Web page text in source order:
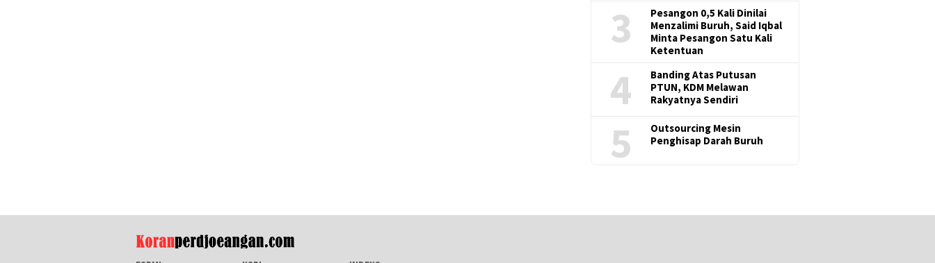
3
Pesangon 0,5 Kali Dinilai
Menzalimi Buruh, Said Iqbal
Minta Pesangon Satu Kali
Ketentuan
4
Banding Atas Putusan
PTUN, KDM Melawan
Rakyatnya Sendiri
5
Outsourcing Mesin
Penghisap Darah Buruh